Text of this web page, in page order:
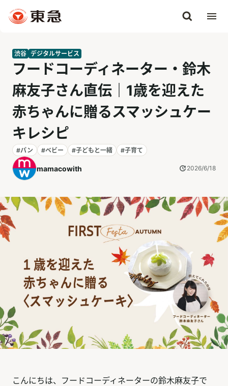
渋谷 デジタルサービス
フードコーディネーター・鈴木
麻友子さん直伝｜1歳を迎えた
赤ちゃんに贈るスマッシュケー
キレシピ
#パン #ベビー #子どもと一緒 #子育て
mamacowith 2026/6/18
こんにちは、フードコーディネーターの鈴木麻友子で